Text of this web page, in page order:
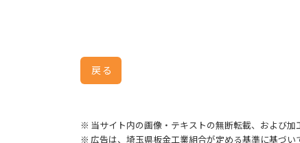
戻る
※ 当サイト内の画像・テキストの無断転載、および加
※ 広告は、埼玉県板金工業組合が定める基準に基づい